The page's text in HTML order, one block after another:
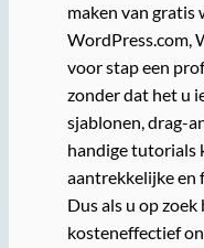
maken van gratis
WordPress.com,
voor stap een
zonder dat het u
sjablonen, drag-
handige tutorials
aantrekkelijke en
Dus als u op
kosteneffectief